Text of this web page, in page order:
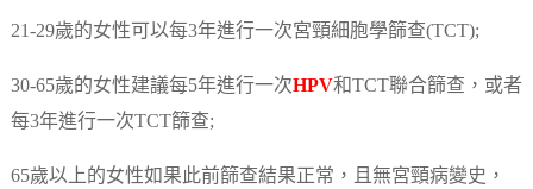
21-29歲的女性可以每3年進行一次宮頸細胞學篩查(TCT);
30-65歲的女性建議每5年進行一次HPV和TCT聯合篩查，或者
每3年進行一次TCT篩查;
65歲以上的女性如果此前篩查結果正常，且無宮頸病變史，